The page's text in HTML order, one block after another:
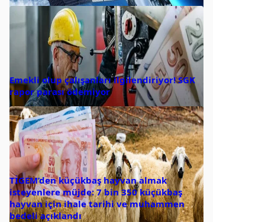
Emekli olup çalışanları ilgilendiriyor! SGK
rapor parası ödemiyor
TİGEM’den küçükbaş hayvan almak
isteyenlere müjde: 7 bin 350 küçükbaş
hayvan için ihale tarihi ve muhammen
bedeli açıklandı